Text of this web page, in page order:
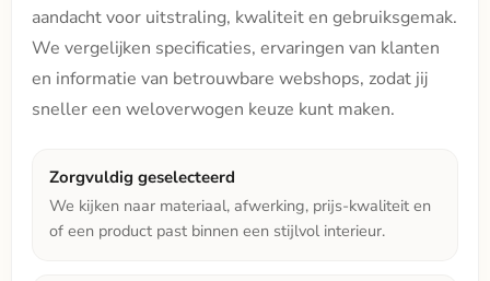
aandacht voor uitstraling, kwaliteit en gebruiksgemak.
We vergelijken specificaties, ervaringen van klanten
en informatie van betrouwbare webshops, zodat jij
sneller een weloverwogen keuze kunt maken.
Zorgvuldig geselecteerd
We kijken naar materiaal, afwerking, prijs-kwaliteit en
of een product past binnen een stijlvol interieur.